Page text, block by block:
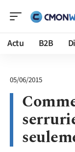
Actu B2B
05/06/2015